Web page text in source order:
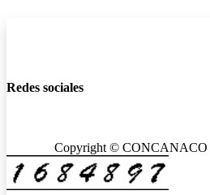
Redes sociales
Copyright © CONCANACO